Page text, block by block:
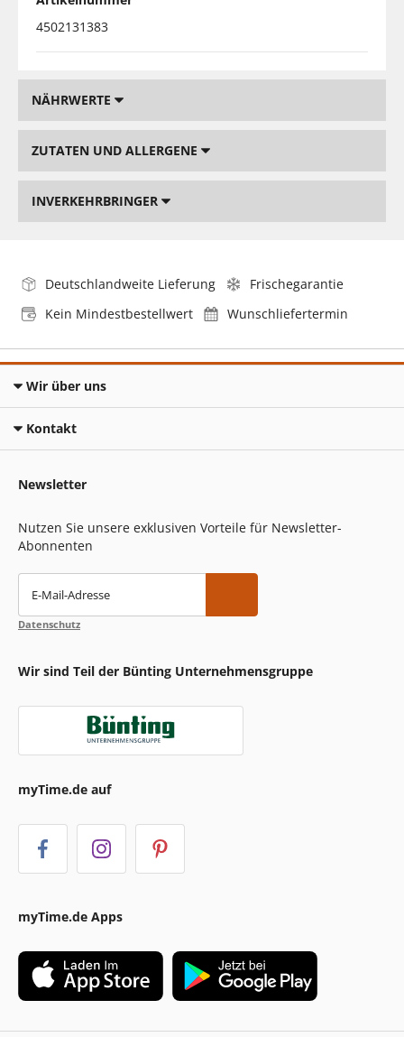
4502131383
NÄHRWERTE
ZUTATEN UND ALLERGENE
INVERKEHRBRINGER
Deutschlandweite Lieferung
Frischegarantie
Kein Mindestbestellwert
Wunschliefertermin
Wir über uns
Kontakt
Newsletter
Nutzen Sie unsere exklusiven Vorteile für Newsletter-
Abonnenten
E-Mail-Adresse
Datenschutz
Wir sind Teil der Bünting Unternehmensgruppe
myTime.de auf
myTime.de Apps